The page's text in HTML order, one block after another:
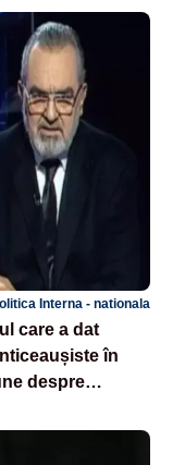
Interna - nationala
care a dat
în
despre